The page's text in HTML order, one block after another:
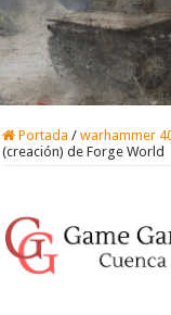
Portada / warhammer
(creación) de Forge World